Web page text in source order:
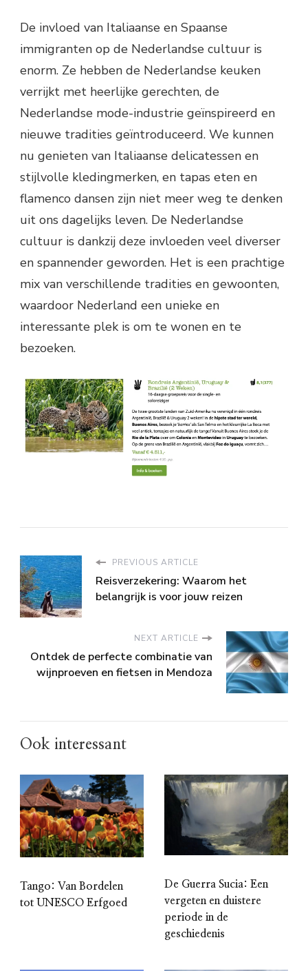
De invloed van Italiaanse en Spaanse
immigranten op de Nederlandse cultuur is
enorm. Ze hebben de Nederlandse keuken
verrijkt met heerlijke gerechten, de
Nederlandse mode-industrie geïnspireerd en
nieuwe tradities geïntroduceerd. We kunnen
nu genieten van Italiaanse delicatessen en
stijlvolle kledingmerken, en tapas eten en
flamenco dansen zijn niet meer weg te denken
uit ons dagelijks leven. De Nederlandse
cultuur is dankzij deze invloeden veel diverser
en spannender geworden. Het is een prachtige
mix van verschillende tradities en gewoonten,
waardoor Nederland een unieke en
interessante plek is om te wonen en te
bezoeken.
PREVIOUS ARTICLE
Reisverzekering: Waarom het
belangrijk is voor jouw reizen
NEXT ARTICLE
Ontdek de perfecte combinatie van
wijnproeven en fietsen in Mendoza
Ook interessant
Tango: Van Bordelen
tot UNESCO Erfgoed
De Guerra Sucia: Een
vergeten en duistere
periode in de
geschiedenis